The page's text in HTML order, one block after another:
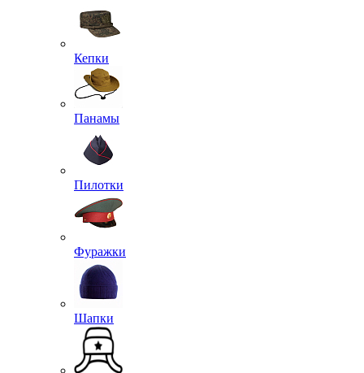
Кепки
Панамы
Пилотки
Фуражки
Шапки